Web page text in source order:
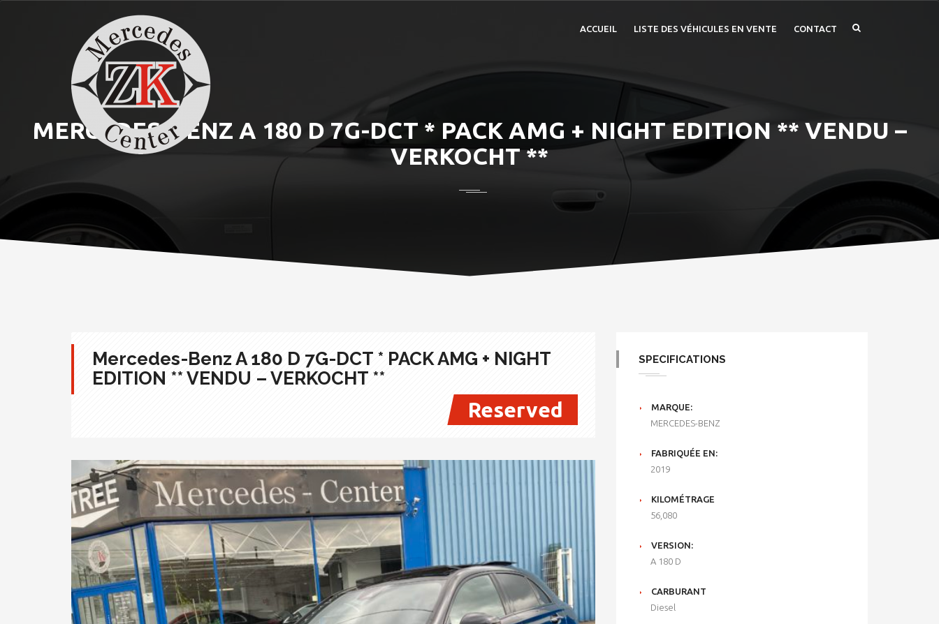
ACCUEIL LISTE DES VÉHICULES EN VENTE CONTACT
MERCEDES-BENZ A 180 D 7G-DCT * PACK AMG + NIGHT EDITION ** VENDU –
VERKOCHT **
Mercedes-Benz A 180 D 7G-DCT * PACK AMG + NIGHT
EDITION ** VENDU – VERKOCHT **
Reserved
SPECIFICATIONS
MARQUE:
MERCEDES-BENZ
FABRIQUÉE EN:
2019
KILOMÉTRAGE
56,080
VERSION:
A 180 D
CARBURANT
Diesel